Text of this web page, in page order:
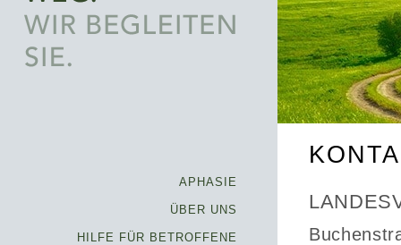
APHASIE
ÜBER UNS
HILFE FÜR BETROFFENE